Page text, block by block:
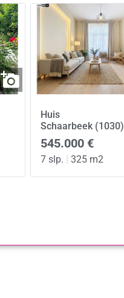
Huis
Schaarbeek (1030)
545.000 €
7 slp. | 325 m2